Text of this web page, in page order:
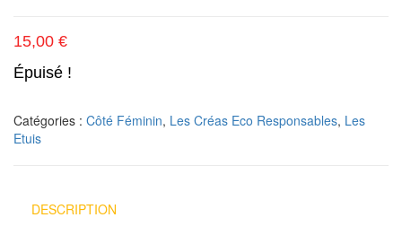
15,00 €
Épuisé !
Catégories : Côté Féminin, Les Créas Eco Responsables, Les
Etuis
DESCRIPTION